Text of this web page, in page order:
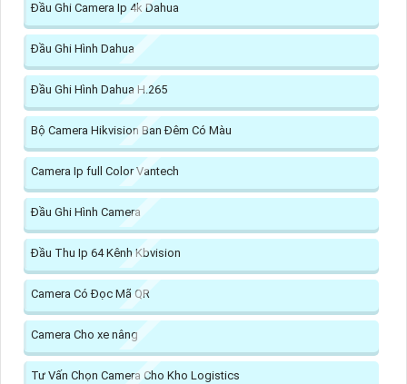
Đầu Ghi Camera Ip 4k Dahua
Đầu Ghi Hình Dahua
Đầu Ghi Hình Dahua H.265
Bộ Camera Hikvision Ban Đêm Có Màu
Camera Ip full Color Vantech
Đầu Ghi Hình Camera
Đầu Thu Ip 64 Kênh Kbvision
Camera Có Đọc Mã QR
Camera Cho xe nâng
Tư Vấn Chọn Camera Cho Kho Logistics